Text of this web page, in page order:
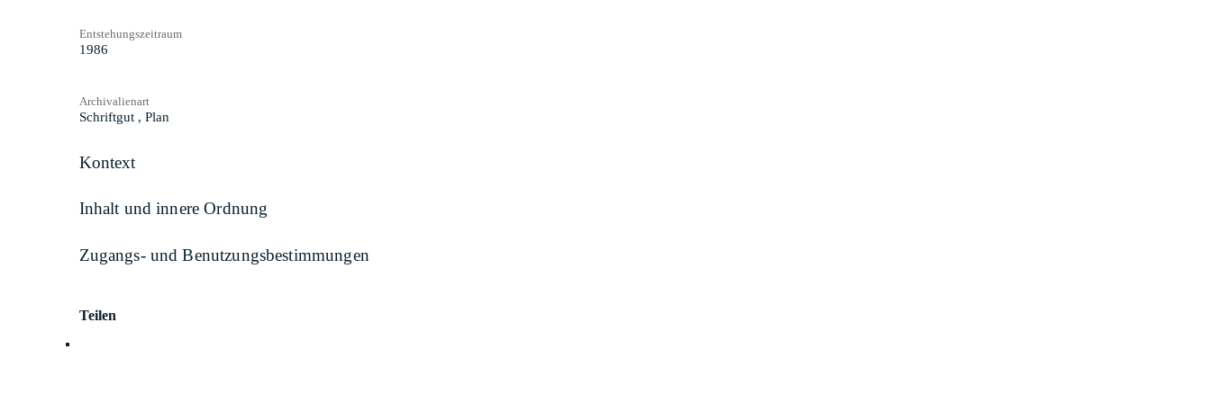
Entstehungszeitraum
1986
Archivalienart
Schriftgut , Plan
Kontext
Inhalt und innere Ordnung
Zugangs- und Benutzungsbestimmungen
Teilen